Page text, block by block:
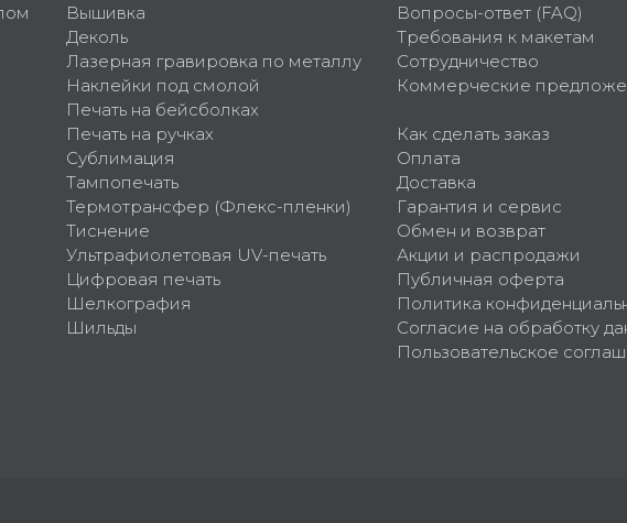
Вышивка
Деколь
Лазерная гравировка по металлу
Наклейки под смолой
Печать на бейсболках
Печать на ручках
Сублимация
Тампопечать
Термотрансфер (Флекс-пленки)
Тиснение
Ультрафиолетовая UV-печать
Цифровая печать
Шелкография
Шильды
Вопросы-ответ (FAQ)
Требования к макетам
Сотрудничество
Коммерческие
Как сделать заказ
Оплата
Доставка
Гарантия и сервис
Обмен и возврат
Акции и распродажи
Публичная оферта
Политика
Согласие на обработку
Пользовательское